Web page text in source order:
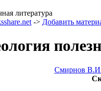
литература
-> Добавить
Смирнов В.И.